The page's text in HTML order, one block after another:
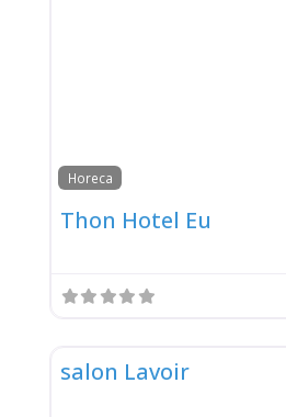
Horeca
Thon Hotel Eu
salon Lavoir